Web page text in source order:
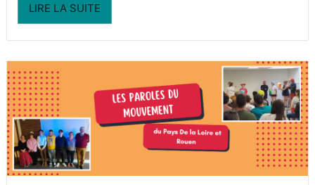
LIRE LA SUITE